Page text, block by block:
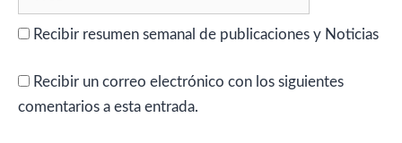
Recibir resumen semanal de publicaciones y Noticias
Recibir un correo electrónico con los siguientes
comentarios a esta entrada.